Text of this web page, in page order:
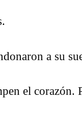
a su
el corazón.